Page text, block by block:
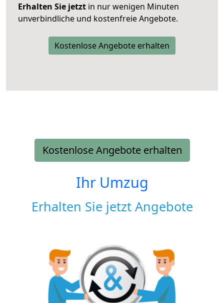
Erhalten Sie jetzt in nur wenigen Minuten
unverbindliche und kostenfreie Angebote.
Kostenlose Angebote erhalten
Kostenlose Angebote erhalten
Ihr Umzug
Erhalten Sie jetzt Angebote